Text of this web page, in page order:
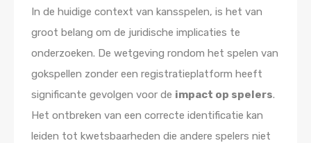
In de huidige context van kansspelen, is het van
groot belang om de juridische implicaties te
onderzoeken. De wetgeving rondom het spelen van
gokspellen zonder een registratieplatform heeft
significante gevolgen voor de impact op spelers.
Het ontbreken van een correcte identificatie kan
leiden tot kwetsbaarheden die andere spelers niet